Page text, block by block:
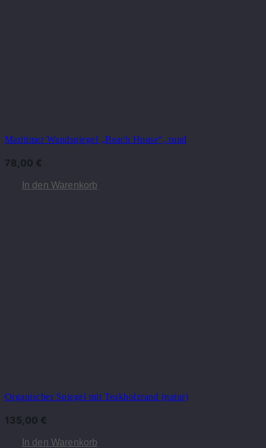
Maritimer Wandspiegel „Beach House“, rund
78,00 €
In den Warenkorb
Organischer Spiegel mit Teakholzrand (natur)
135,00 €
In den Warenkorb